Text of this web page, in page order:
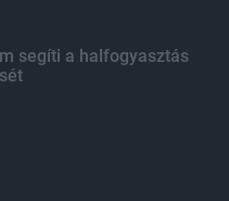
segíti a halfogyasztás